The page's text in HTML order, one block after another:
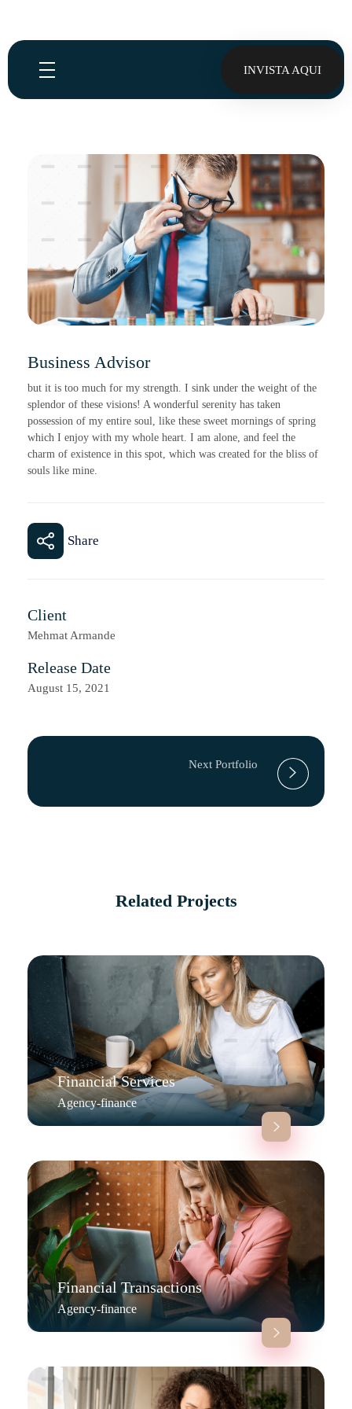
INVISTA AQUI
Business Advisor
but it is too much for my strength. I sink under the weight of the
splendor of these visions! A wonderful serenity has taken
possession of my entire soul, like these sweet mornings of spring
which I enjoy with my whole heart. I am alone, and feel the
charm of existence in this spot, which was created for the bliss of
souls like mine.
Share
Client
Mehmat Armande
Release Date
August 15, 2021
Next Portfolio
Related Projects
Financial Services
Agency-finance
Financial Transactions
Agency-finance